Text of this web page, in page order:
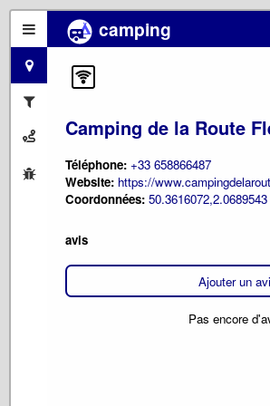
camping
Camping de la Route
Téléphone: +33 658866487
Website: https://
Coordonnées: 50.3616072,2.0689543
avis
Ajouter un
Pas encore